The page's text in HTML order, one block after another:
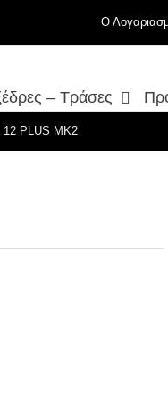
Ο
– Τράσες
12 PLUS MK2